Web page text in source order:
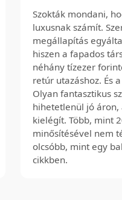
Szokták mondani,
luxusnak számít.
megállapítás
hiszen a fapados
néhány tízezer
retúr utazáshoz. És
Olyan fantasztikus
hihetetlenül jó
kielégít. Több, mint
minősítésével nem
olcsóbb, mint egy
cikkben.